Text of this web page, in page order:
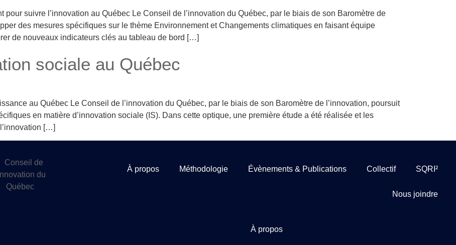
suivre l’innovation au Québec Le Conseil de l’innovation du Québec, par le biais de son Baromètre de
des mesures spécifiques sur le thème Environnement et Changements climatiques en faisant équipe
de nouveaux indicateurs clés au tableau de bord […]
sociale au Québec
au Québec Le Conseil de l’innovation du Québec, par le biais de son Baromètre de l’innovation, poursuit
en matière d’innovation sociale (IS). Dans cette optique, une première étude a été réalisée et les
[…]
À propos Méthodologie Évènements & Publications Collectif SQRI²
Nous joindre
À propos